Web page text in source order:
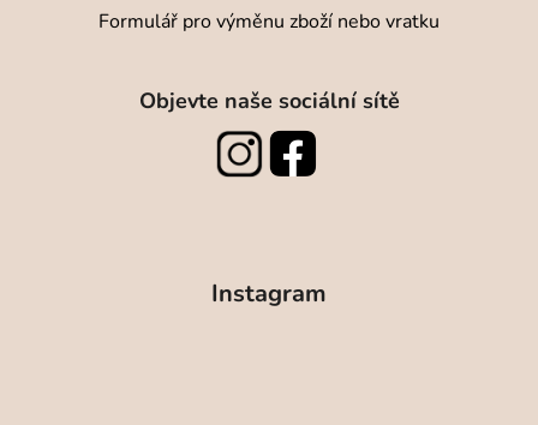
Formulář pro výměnu zboží nebo vratku
Objevte naše sociální sítě
Instagram